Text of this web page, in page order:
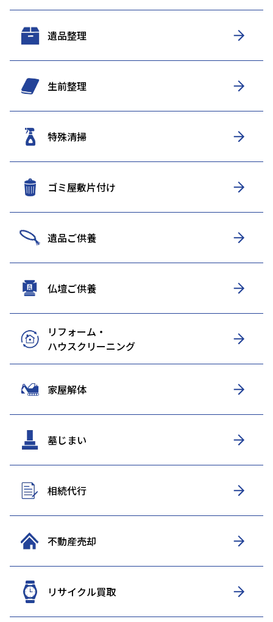
遺品整理
生前整理
特殊清掃
ゴミ屋敷片付け
遺品ご供養
仏壇ご供養
リフォーム・
ハウスクリーニング
家屋解体
墓じまい
相続代行
不動産売却
リサイクル買取